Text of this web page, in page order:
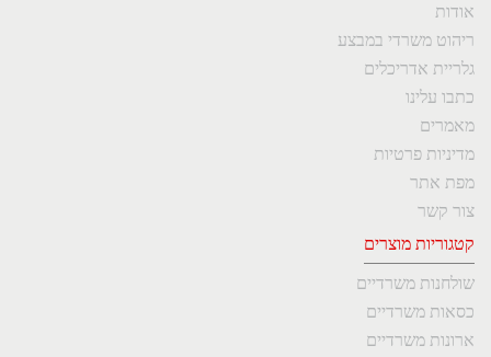
אודות
ריהוט משרדי במבצע
גלריית אדריכלים
כתבו עלינו
מאמרים
מדיניות פרטיות
מפת אתר
צור קשר
קטגוריות מוצרים
שולחנות משרדיים
כסאות משרדיים
ארונות משרדיים